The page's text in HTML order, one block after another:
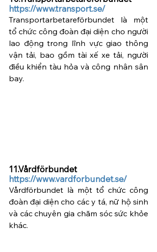
https://www.transport.se/
Transportarbetareförbundet là một
tổ chức công đoàn đại diện cho người
lao động trong lĩnh vực giao thông
vận tải, bao gồm tài xế xe tải, người
điều khiển tàu hỏa và công nhân sân
bay.
11.Vårdförbundet
https://www.vardforbundet.se/
Vårdförbundet là một tổ chức công
đoàn đại diện cho các y tá, nữ hộ sinh
và các chuyên gia chăm sóc sức khỏe
khác.